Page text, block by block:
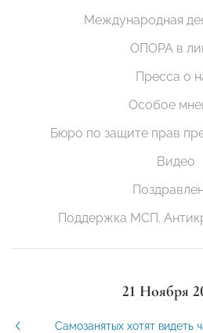
Международная
ОПОРА в
Пресса о
Особое
Бюро по защите прав
Видео
Поддержка МСП.
21 Ноября
Самозанятых хотят видеть